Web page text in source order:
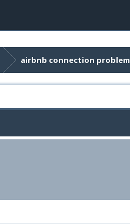
airbnb connection problem